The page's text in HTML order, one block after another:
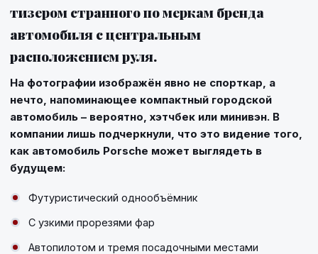
тизером странного по меркам бренда
автомобиля с центральным
расположением руля.
На фотографии изображён явно не спорткар, а
нечто, напоминающее компактный городской
автомобиль – вероятно, хэтчбек или минивэн. В
компании лишь подчеркнули, что это видение того,
как автомобиль Porsche может выглядеть в
будущем:
Футуристический однообъёмник
С узкими прорезями фар
Автопилотом и тремя посадочными местами